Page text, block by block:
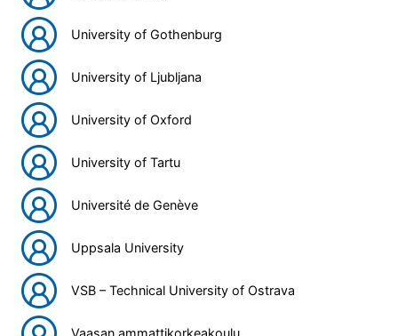
University of Gothenburg
University of Ljubljana
University of Oxford
University of Tartu
Université de Genève
Uppsala University
VSB – Technical University of Ostrava
Vaasan ammattikorkeakoulu